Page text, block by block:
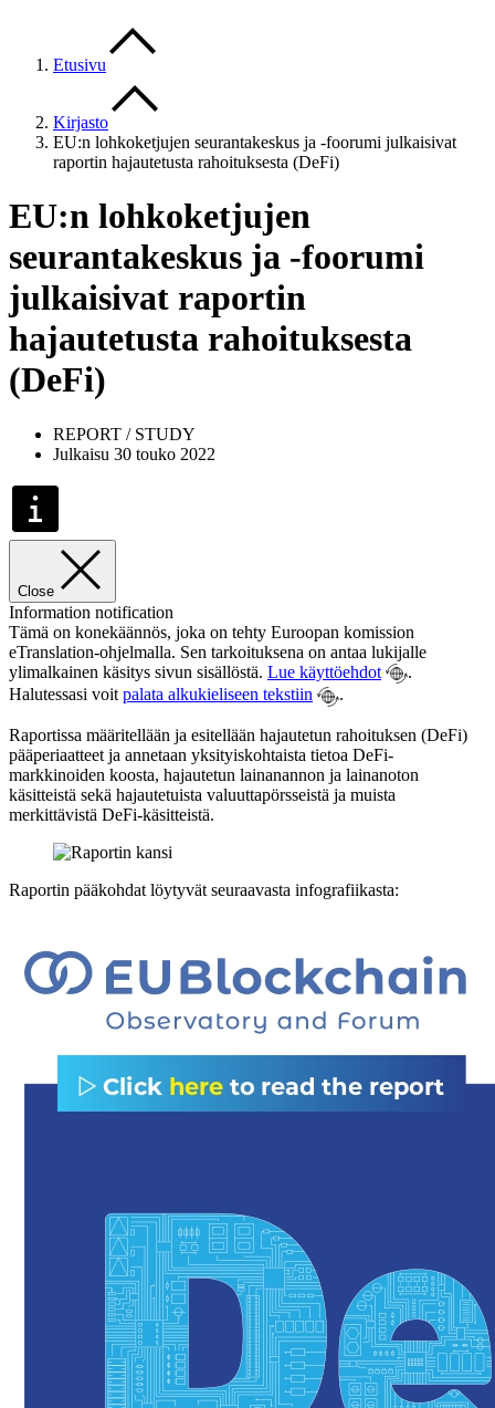
Etusivu
Kirjasto
EU:n lohkoketjujen seurantakeskus ja -foorumi julkaisivat
raportin hajautetusta rahoituksesta (DeFi)
EU:n lohkoketjujen
seurantakeskus ja -foorumi
julkaisivat raportin
hajautetusta rahoituksesta
(DeFi)
REPORT / STUDY
Julkaisu 30 touko 2022
Close
Information notification
Tämä on konekäännös, joka on tehty Euroopan komission
eTranslation-ohjelmalla. Sen tarkoituksena on antaa lukijalle
ylimalkainen käsitys sivun sisällöstä. Lue käyttöehdot
.
Halutessasi voit palata alkukieliseen tekstiin .
Raportissa määritellään ja esitellään hajautetun rahoituksen (DeFi)
pääperiaatteet ja annetaan yksityiskohtaista tietoa DeFi-
markkinoiden koosta, hajautetun lainanannon ja lainanoton
käsitteistä sekä hajautetuista valuuttapörsseistä ja muista
merkittävistä DeFi-käsitteistä.
Raportin pääkohdat löytyvät seuraavasta infografiikasta: